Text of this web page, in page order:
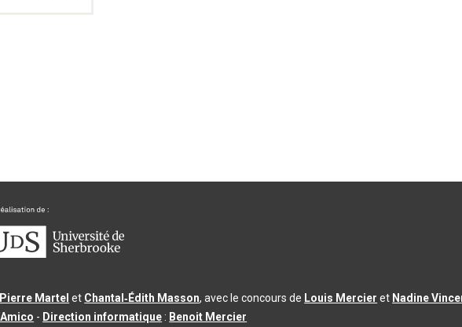
Pierre Martel et Chantal‑Édith Masson, avec le concours de Louis Mercier et Nadine
- Direction informatique : Benoit Mercier